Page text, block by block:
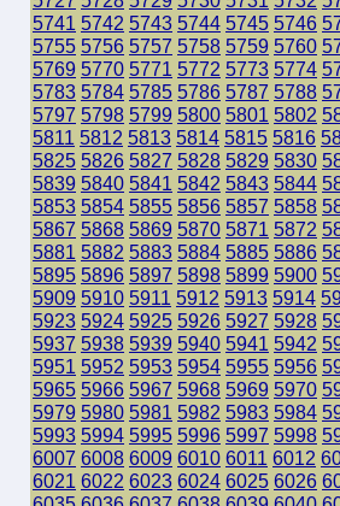
5741 5742 5743 5744 5745 5746
5755 5756 5757 5758 5759 5760
5769 5770 5771 5772 5773 5774
5783 5784 5785 5786 5787 5788
5797 5798 5799 5800 5801 5802
5811 5812 5813 5814 5815 5816
5825 5826 5827 5828 5829 5830
5839 5840 5841 5842 5843 5844
5853 5854 5855 5856 5857 5858
5867 5868 5869 5870 5871 5872
5881 5882 5883 5884 5885 5886
5895 5896 5897 5898 5899 5900
5909 5910 5911 5912 5913 5914
5923 5924 5925 5926 5927 5928
5937 5938 5939 5940 5941 5942
5951 5952 5953 5954 5955 5956
5965 5966 5967 5968 5969 5970
5979 5980 5981 5982 5983 5984
5993 5994 5995 5996 5997 5998
6007 6008 6009 6010 6011 6012
6021 6022 6023 6024 6025 6026